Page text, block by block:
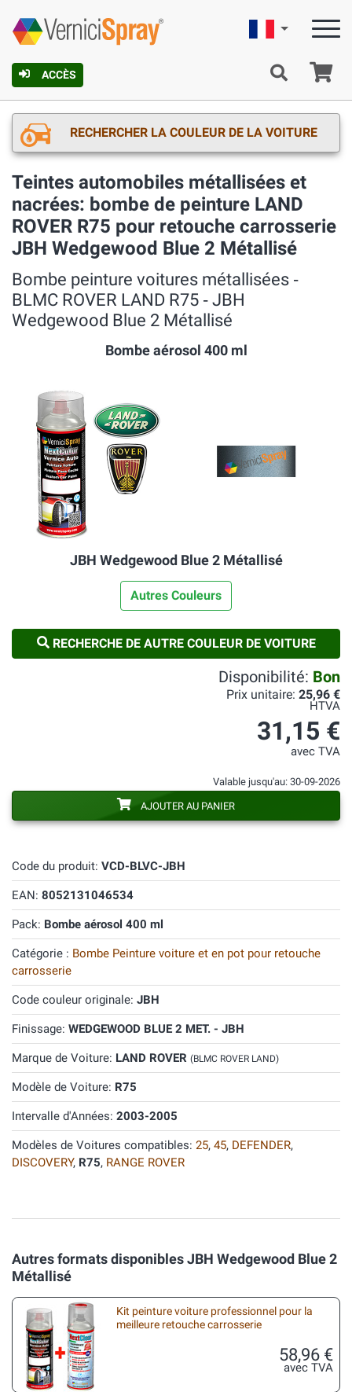
ACCÈS
Française
RECHERCHER LA COULEUR DE LA VOITURE
Teintes automobiles métallisées et
nacrées: bombe de peinture LAND
ROVER R75 pour retouche carrosserie
JBH Wedgewood Blue 2 Métallisé
Bombe peinture voitures métallisées ‐
BLMC ROVER LAND R75 ‐ JBH
Wedgewood Blue 2 Métallisé
Bombe aérosol 400 ml
JBH Wedgewood Blue 2 Métallisé
Autres Couleurs
RECHERCHE DE AUTRE COULEUR DE VOITURE
Code du produit: VCD-BLVC-JBH
EAN: 8052131046534
Pack: Bombe aérosol 400 ml
Catégorie : Bombe Peinture voiture et en pot pour retouche
carrosserie
Code couleur originale: JBH
Finissage: WEDGEWOOD BLUE 2 MET. - JBH
Marque de Voiture: LAND ROVER (BLMC ROVER LAND)
Modèle de Voiture: R75
Intervalle d'Années: 2003-2005
Modèles de Voitures compatibles: 25, 45, DEFENDER,
DISCOVERY, R75, RANGE ROVER
Disponibilité: Bon
Prix unitaire: 25,96 €
HTVA
31,15 €
avec TVA
Valable jusqu'au: 30-09-2026
AJOUTER AU PANIER
Autres formats disponibles JBH Wedgewood Blue 2
Métallisé
Kit peinture voiture professionnel pour la
meilleure retouche carrosserie
58,96 €
avec TVA